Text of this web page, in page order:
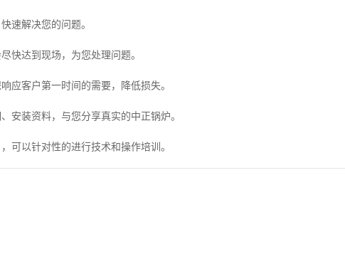
速解决您的问题。
达到现场，为您处理问题。
客户第一时间的需要，降低损失。
装资料，与您分享真实的中正锅炉。
以针对性的进行技术和操作培训。